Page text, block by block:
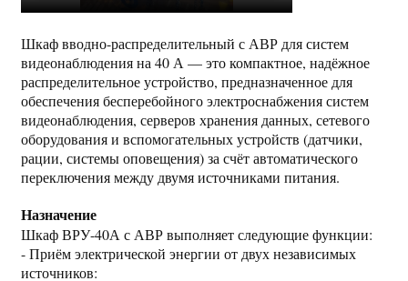
Шкаф вводно-распределительный с АВР для систем
видеонаблюдения на 40 А — это компактное, надёжное
распределительное устройство, предназначенное для
обеспечения бесперебойного электроснабжения систем
видеонаблюдения, серверов хранения данных, сетевого
оборудования и вспомогательных устройств (датчики,
рации, системы оповещения) за счёт автоматического
переключения между двумя источниками питания.
Назначение
Шкаф ВРУ-40А с АВР выполняет следующие функции:
- Приём электрической энергии от двух независимых
источников: